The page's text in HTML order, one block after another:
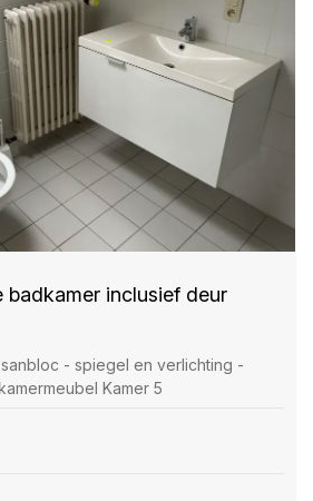
badkamer inclusief deur
- spiegel en verlichting -
Kamer 5